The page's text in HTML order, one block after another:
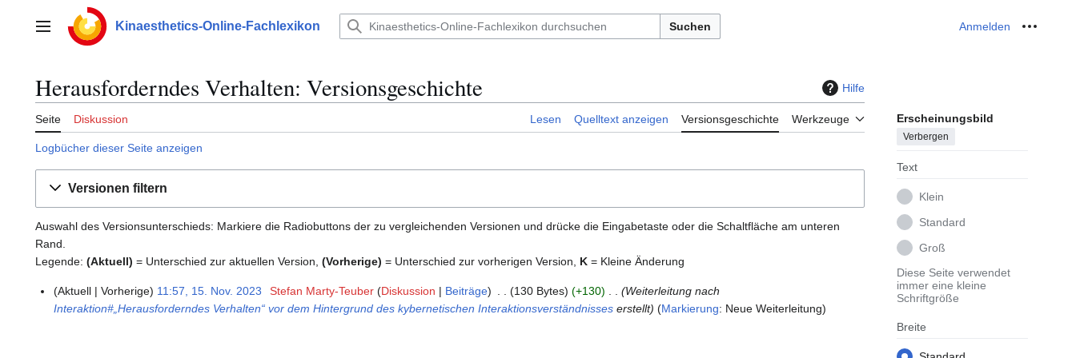
springenHauptmenü Kinaesthetics-Online-Fachlexikon Suchen Anmelden Meine
Herausforderndes Verhalten: Versionsgeschichte Hilfe
Seite Diskussion Lesen Quelltext anzeigen Versionsgeschichte Werkzeuge Erscheinungsbild
Verbergen
Text
Klein
Standard
Groß
Diese Seite verwendet
immer eine kleine
Schriftgröße
Breite
Logbücher dieser Seite anzeigen
Versionen filtern
Auswahl des Versionsunterschieds: Markiere die Radiobuttons der zu vergleichenden Versionen und drücke die Eingabetaste oder die Schaltfläche am unteren
Rand.
Legende: (Aktuell) = Unterschied zur aktuellen Version, (Vorherige) = Unterschied zur vorherigen Version, K = Kleine Änderung
1
Aktuell Vorherige 11:57, 15. Nov. 2023 Stefan Marty-Teuber Diskussion Beiträge 130 Bytes +130
Weiterleitung nach
Interaktion#„Herausforderndes Verhalten“ vor dem Hintergrund des kybernetischen Interaktionsverständnisses erstellt Markierung: Neue Weiterleitung